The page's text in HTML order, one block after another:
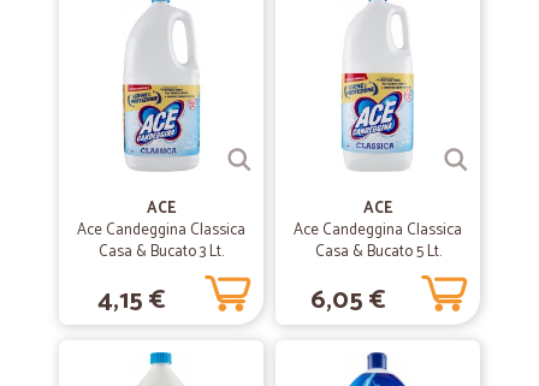
ACE
Ace Candeggina Classica
Casa & Bucato 3 Lt.
4,15 €
ACE
Ace Candeggina Classica
Casa & Bucato 5 Lt.
6,05 €